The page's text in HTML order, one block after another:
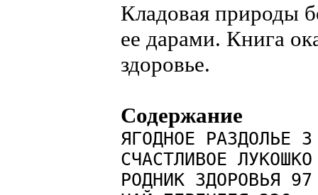
Кладовая природы
ее дарами. Книга
здоровье.
Содержание
ЯГОДНОЕ РАЗДОЛЬЕ 3
СЧАСТЛИВОЕ
РОДНИК ЗДОРОВЬЯ 97